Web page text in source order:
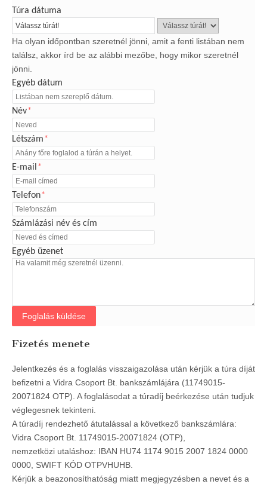
Túra dátuma
Ha olyan időpontban szeretnél jönni, amit a fenti listában nem
találsz, akkor írd be az alábbi mezőbe, hogy mikor szeretnél
jönni.
Egyéb dátum
Név*
Létszám*
E-mail *
Telefon*
Számlázási név és cím
Egyéb üzenet
Foglalás küldése
Fizetés menete
Jelentkezés és a foglalás visszaigazolása után kérjük a túra díját
befizetni a Vidra Csoport Bt. bankszámlájára (11749015-
20071824 OTP). A foglalásodat a túradíj beérkezése után tudjuk
véglegesnek tekinteni.
A túradíj rendezhető átutalással a következő bankszámlára:
Vidra Csoport Bt. 11749015-20071824 (OTP),
nemzetközi utaláshoz: IBAN HU74 1174 9015 2007 1824 0000
0000, SWIFT KÓD OTPVHUHB.
Kérjük a beazonosíthatóság miatt megjegyzésben a nevet és a